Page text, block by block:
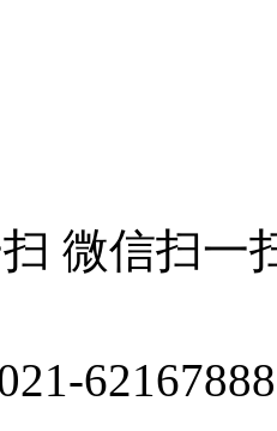
微信扫一
62167888